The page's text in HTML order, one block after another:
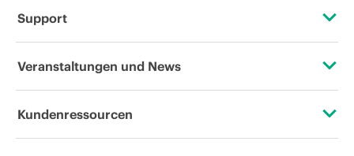
Über HPE
Unternehmensverantwortung
Support
Operational Support Services
Veranstaltungen und News
Veranstaltungen
Kundenressourcen